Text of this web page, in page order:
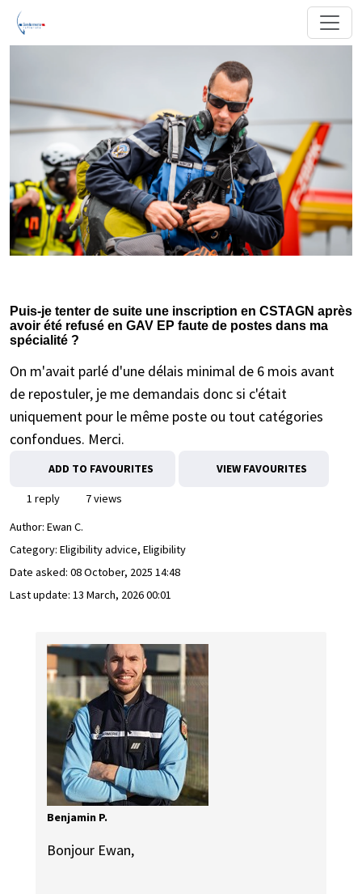
Puis-je tenter de suite une inscription en CSTAGN après
avoir été refusé en GAV EP faute de postes dans ma
spécialité ?
On m'avait parlé d'une délais minimal de 6 mois avant
de repostuler, je me demandais donc si c'était
uniquement pour le même poste ou tout catégories
confondues. Merci.
ADD TO FAVOURITES VIEW FAVOURITES
1 reply
7 views
Author: Ewan C.
Category: Eligibility advice, Eligibility
Date asked: 08 October, 2025 14:48
Last update: 13 March, 2026 00:01
Benjamin P.
Bonjour Ewan,